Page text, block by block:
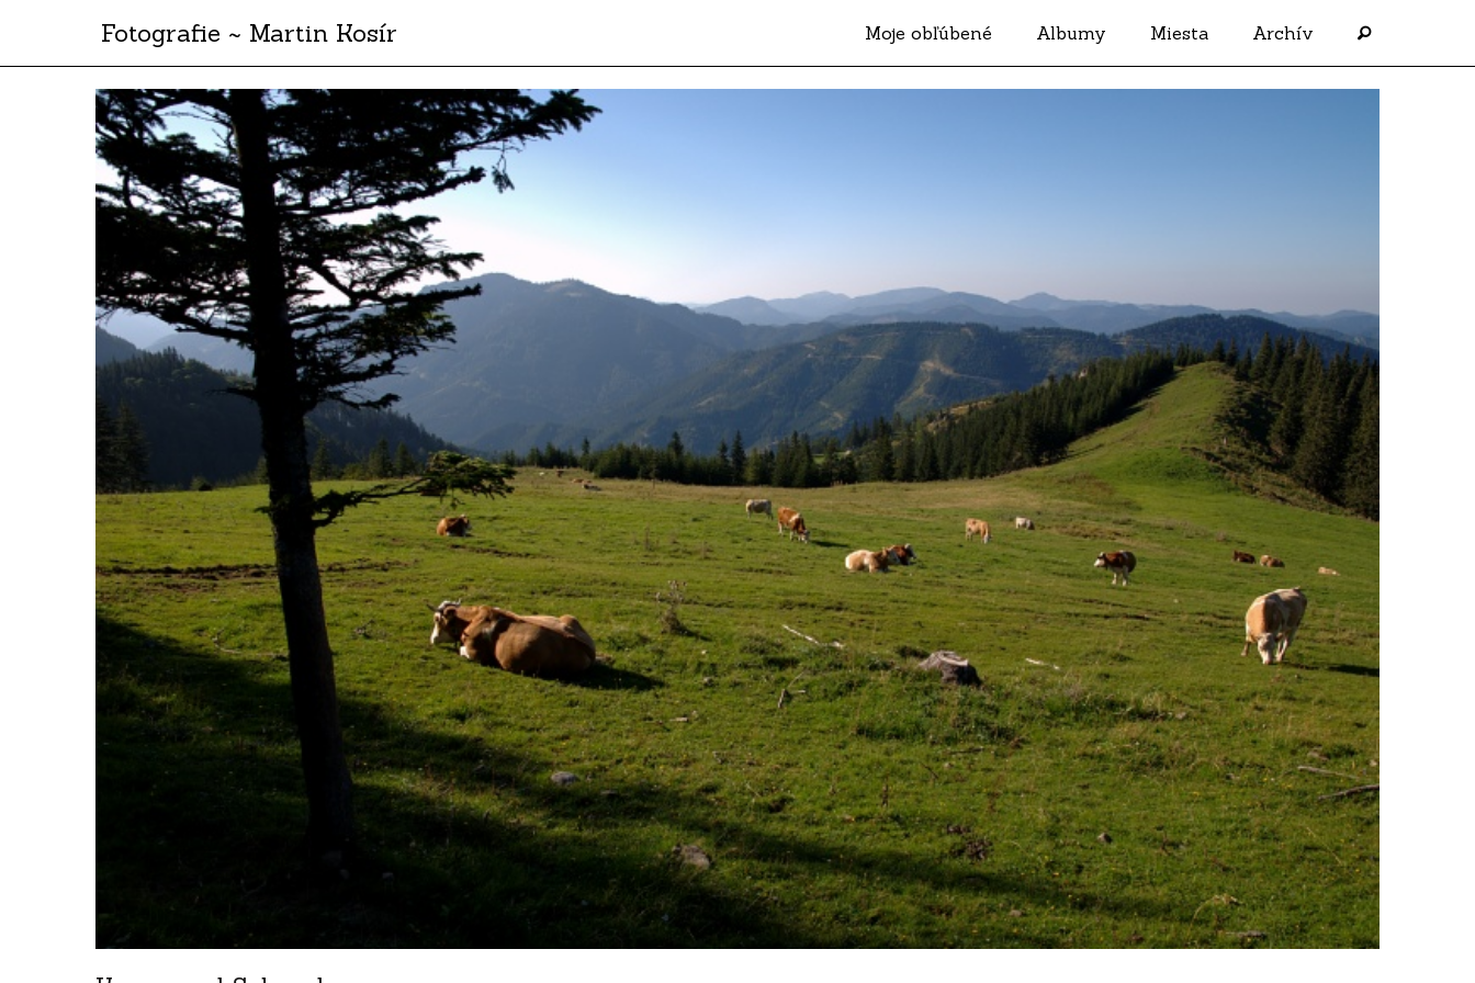
Fotografie ~ Martin Kosír Moje obľúbené Albumy Miesta Archív